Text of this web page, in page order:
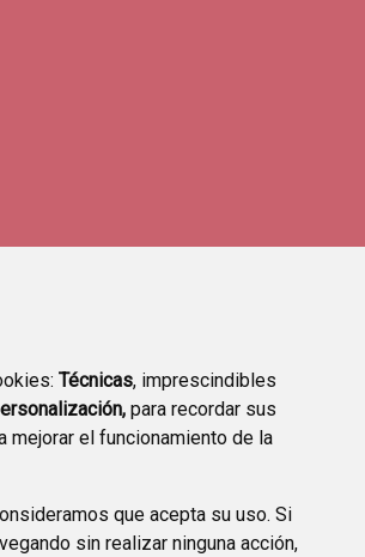
Técnicas, imprescindibles
para recordar sus
mejorar el funcionamiento de la
que acepta su uso. Si
sin realizar ninguna acción,